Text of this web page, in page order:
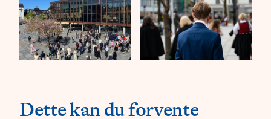
#
Dette kan du forvente